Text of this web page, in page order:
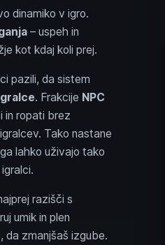
dinamiko v igro.
– uspeh in
kot kdaj koli prej.
pazili, da sistem
. Frakcije NPC
in ropati brez
Tako nastane
lahko uživajo tako
razišči s
umik in plen
da zmanjšaš izgube.